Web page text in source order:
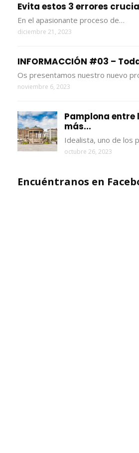
Evita estos 3 errores
En el apasionante proceso de…
diciembre 21, 2023
INFORMACCIÓN #03 –
Os presentamos nuestro nuevo
noviembre 6, 2023
Pamplona
más...
Idealista, uno de los
octubre 26, 2023
Encuéntranos en